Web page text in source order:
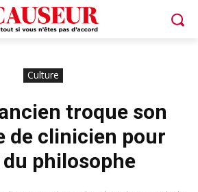
Culture
troque son
de clinicien pour
philosophe